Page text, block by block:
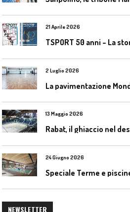
21 Aprile 2026
TSPORT 50 anni – La
2 Luglio 2026
13 Maggio 2026
Rabat, il ghiaccio nel
24 Giugno 2026
NEWSLETTER